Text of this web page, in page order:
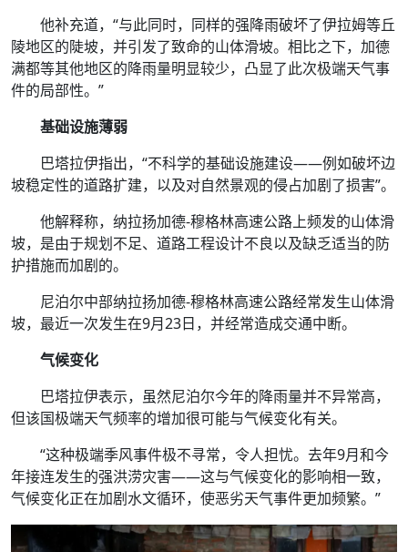
他补充道，“与此同时，同样的强降雨破坏了伊拉姆等丘
陵地区的陡坡，并引发了致命的山体滑坡。相比之下，加德
满都等其他地区的降雨量明显较少，凸显了此次极端天气事
件的局部性。”
基础设施薄弱
巴塔拉伊指出，“不科学的基础设施建设——例如破坏边
坡稳定性的道路扩建，以及对自然景观的侵占加剧了损害”。
他解释称，纳拉扬加德-穆格林高速公路上频发的山体滑
坡，是由于规划不足、道路工程设计不良以及缺乏适当的防
护措施而加剧的。
尼泊尔中部纳拉扬加德-穆格林高速公路经常发生山体滑
坡，最近一次发生在9月23日，并经常造成交通中断。
气候变化
巴塔拉伊表示，虽然尼泊尔今年的降雨量并不异常高，
但该国极端天气频率的增加很可能与气候变化有关。
“这种极端季风事件极不寻常，令人担忧。去年9月和今
年接连发生的强洪涝灾害——这与气候变化的影响相一致，
气候变化正在加剧水文循环，使恶劣天气事件更加频繁。”